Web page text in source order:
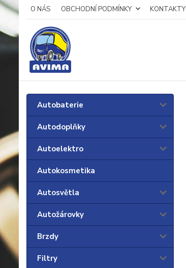
O NÁS OBCHODNÍ PODMÍNKY KONTAKTY
Autobaterie
Autodoplňky
Autoelektro
Autokosmetika
Autosvětla
Autožárovky
Brzdy
Filtry